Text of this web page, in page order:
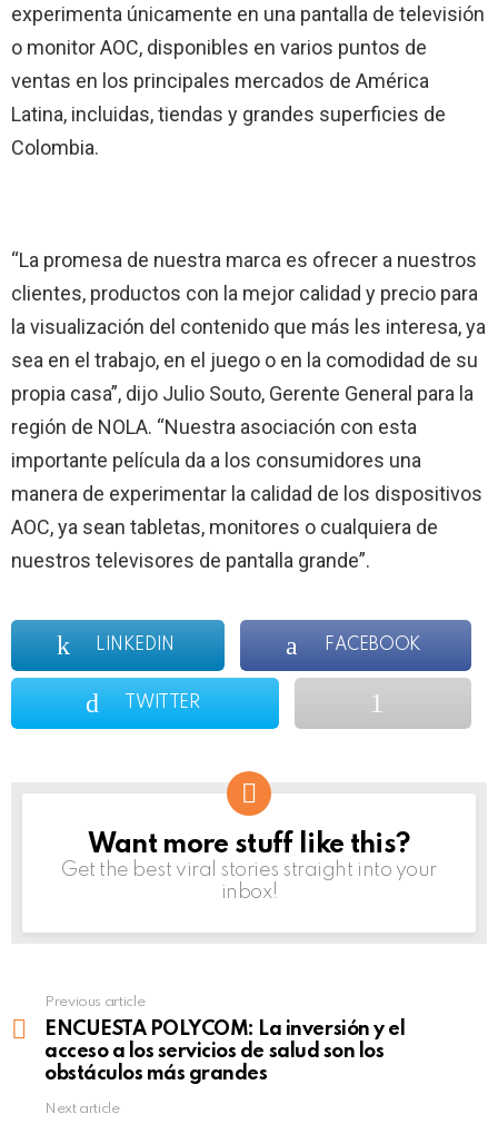
experimenta únicamente en una pantalla de televisión
o monitor AOC, disponibles en varios puntos de
ventas en los principales mercados de América
Latina, incluidas, tiendas y grandes superficies de
Colombia.
“La promesa de nuestra marca es ofrecer a nuestros
clientes, productos con la mejor calidad y precio para
la visualización del contenido que más les interesa, ya
sea en el trabajo, en el juego o en la comodidad de su
propia casa”, dijo Julio Souto, Gerente General para la
región de NOLA. “Nuestra asociación con esta
importante película da a los consumidores una
manera de experimentar la calidad de los dispositivos
AOC, ya sean tabletas, monitores o cualquiera de
nuestros televisores de pantalla grande”.
LINKEDIN FACEBOOK
TWITTER
NEWSLETTER
Want more stuff like this?
Get the best viral stories straight into your
inbox!
more
Previous article
ENCUESTA POLYCOM: La inversión y el
acceso a los servicios de salud son los
obstáculos más grandes
Next article